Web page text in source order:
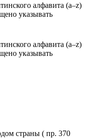
алфавита (a–z)
указывать
алфавита (a–z)
указывать
страны ( пр. 370